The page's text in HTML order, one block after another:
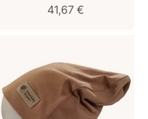
Predajná cena
41,67 €